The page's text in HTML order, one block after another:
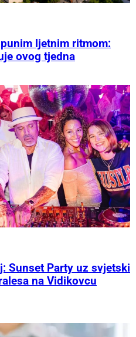
ljetnim ritmom:
ovog tjedna
Sunset Party uz svjetski
na Vidikovcu